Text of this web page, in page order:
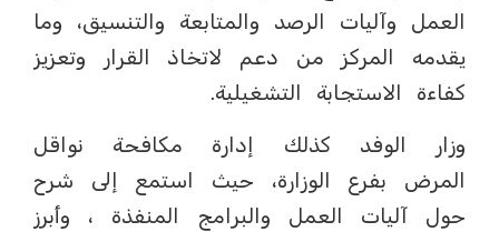
العمل وآليات الرصد والمتابعة والتنسيق، وما
يقدمه المركز من دعم لاتخاذ القرار وتعزيز
كفاءة الاستجابة التشغيلية.
وزار الوفد كذلك إدارة مكافحة نواقل
المرض بفرع الوزارة، حيث استمع إلى شرح
حول آليات العمل والبرامج المنفذة ، وأبرز